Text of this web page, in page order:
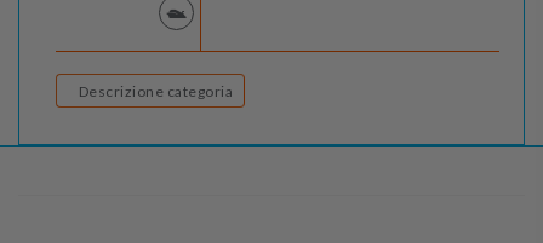
Descrizione categoria